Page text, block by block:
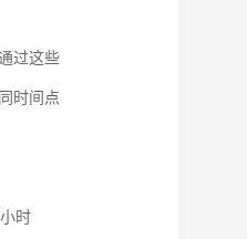
过这些
时间点
时